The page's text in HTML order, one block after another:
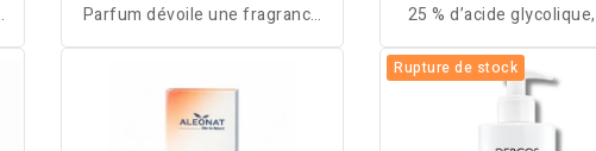
Parfum dévoile une fragrance
fraîche et florale aux notes
de douceur et d’élégance au
quotidien.
25 % d’acide
une peau lisse,
éclatante, enrichi en Aloe
pour apaiser et
Rupture de stock